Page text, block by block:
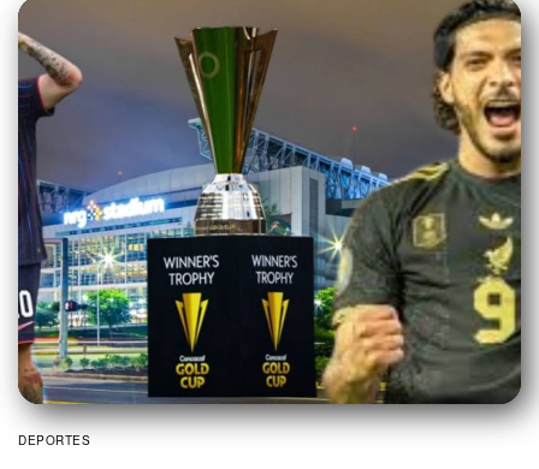
DEPORTES